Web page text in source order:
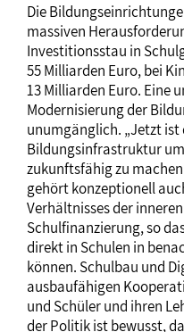
Die
massiven
Investitionsstau in
55 Milliarden Euro, bei
13 Milliarden Euro. Eine
Modernisierung der
unumgänglich. „Jetzt
Bildungsinfrastruktur
zukunftsfähig zu
gehört konzeptionell
Verhältnisses der
Schulfinanzierung, so
direkt in Schulen in
können. Schulbau und
ausbaufähigen
und Schüler und ihren
der Politik ist bewusst,